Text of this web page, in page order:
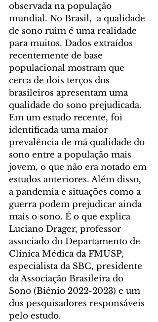
observada na população
mundial. No Brasil,  a qualidade
de sono ruim é uma realidade
para muitos. Dados extraídos
recentemente de base
populacional mostram que
cerca de dois terços dos
brasileiros apresentam uma
qualidade do sono prejudicada.
Em um estudo recente, foi
identificada uma maior
prevalência de má qualidade do
sono entre a população mais
jovem, o que não era notado em
estudos anteriores. Além disso,
a pandemia e situações como a
guerra podem prejudicar ainda
mais o sono. É o que explica
Luciano Drager, professor
associado do Departamento de
Clínica Médica da FMUSP,
especialista da SBC, presidente
da Associação Brasileira do
Sono (Biênio 2022-2023) e um
dos pesquisadores responsáveis
pelo estudo.